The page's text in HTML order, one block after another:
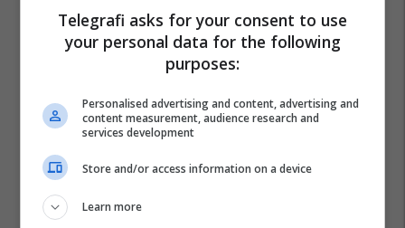
Telegrafi asks for your consent to use
your personal data for the following
purposes:
Personalised advertising and content, advertising and
content measurement, audience research and
services development
Store and/or access information on a device
Learn more